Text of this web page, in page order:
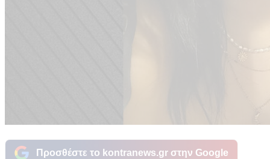
Προσθέστε το kontranews.gr στην Google